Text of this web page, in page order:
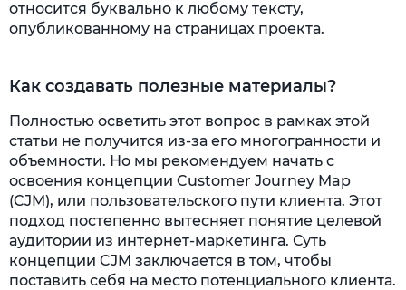
относится буквально к любому тексту,
опубликованному на страницах проекта.
Как создавать полезные материалы?
Полностью осветить этот вопрос в рамках этой
статьи не получится из-за его многогранности и
объемности. Но мы рекомендуем начать с
освоения концепции Customer Journey Map
(CJM), или пользовательского пути клиента. Этот
подход постепенно вытесняет понятие целевой
аудитории из интернет-маркетинга. Суть
концепции CJM заключается в том, чтобы
поставить себя на место потенциального клиента.